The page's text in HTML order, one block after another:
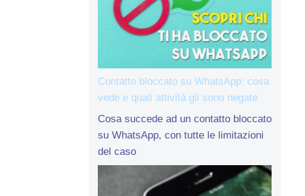
Contatto bloccato su WhatsApp: cosa
vede e quali attività gli sono negate
Cosa succede ad un contatto bloccato
su WhatsApp, con tutte le limitazioni
del caso